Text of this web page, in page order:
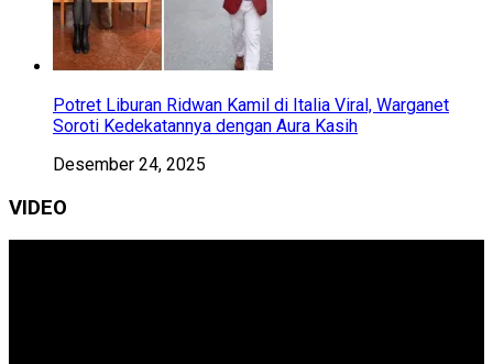
Potret Liburan Ridwan Kamil di Italia Viral, Warganet
Soroti Kedekatannya dengan Aura Kasih
Desember 24, 2025
VIDEO